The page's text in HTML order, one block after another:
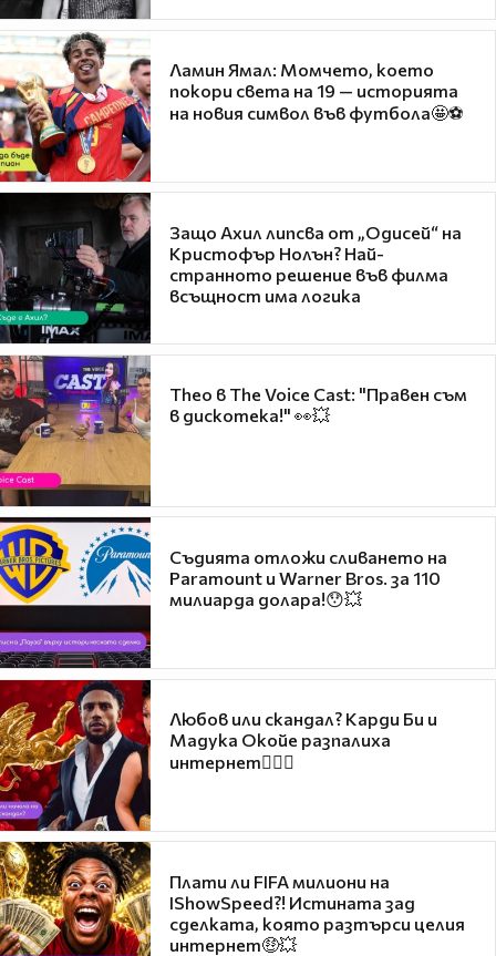
Ламин Ямал: Момчето, което
покори света на 19 — историята
на новия символ във футбола🤩⚽
Защо Ахил липсва от „Одисей“ на
Кристофър Нолън? Най-
странното решение във филма
всъщност има логика
Theo в The Voice Cast: "Правен съм
в дискотека!" 👀💥
Съдията отложи сливането на
Paramount и Warner Bros. за 110
милиарда долара!😯💥
Любов или скандал? Карди Би и
Мадука Окойе разпалиха
интернет❤️‍🔥🔥
Плати ли FIFA милиони на
IShowSpeed?! Истината зад
сделката, която разтърси целия
интернет🤑💥